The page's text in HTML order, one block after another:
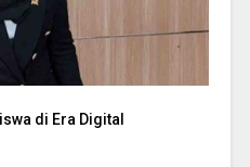
di Era Digital